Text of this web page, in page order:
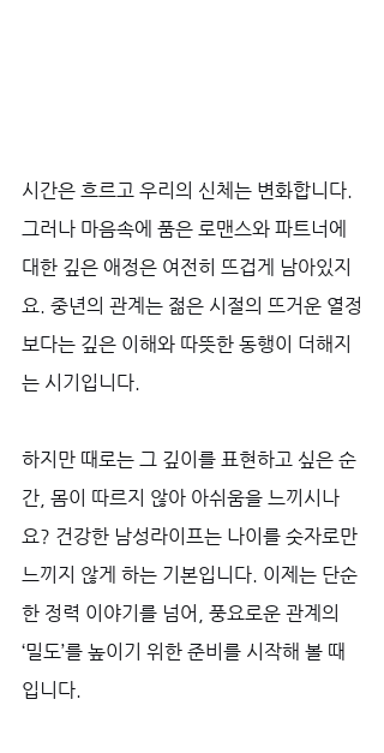
시간은 흐르고 우리의 신체는 변화합니다.
그러나 마음속에 품은 로맨스와 파트너에
대한 깊은 애정은 여전히 뜨겁게 남아있지
요. 중년의 관계는 젊은 시절의 뜨거운 열정
보다는 깊은 이해와 따뜻한 동행이 더해지
는 시기입니다.
하지만 때로는 그 깊이를 표현하고 싶은 순
간, 몸이 따르지 않아 아쉬움을 느끼시나
요? 건강한 남성라이프는 나이를 숫자로만
느끼지 않게 하는 기본입니다. 이제는 단순
한 정력 이야기를 넘어, 풍요로운 관계의
‘밀도’를 높이기 위한 준비를 시작해 볼 때
입니다.